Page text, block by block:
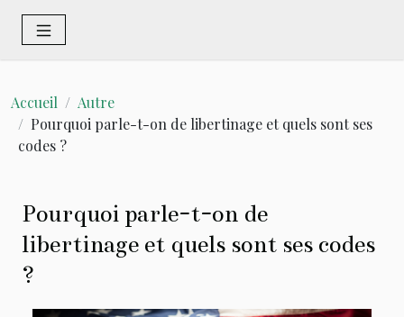
Accueil
Autre
Pourquoi parle-t-on de libertinage et quels sont ses
codes ?
Pourquoi parle-t-on de
libertinage et quels sont ses codes
?